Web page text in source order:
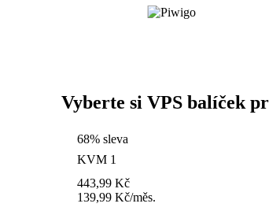
Vyberte si VPS balíček
68% sleva
KVM 1
443,99 Kč
139,99 Kč/měs.